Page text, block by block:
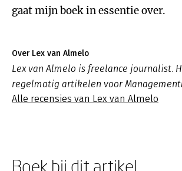
gaat mijn boek in essentie over.
Over Lex van Almelo
Lex van Almelo is freelance journalist.
regelmatig artikelen voor
Alle recensies van Lex van Almelo
Boek bij dit artikel